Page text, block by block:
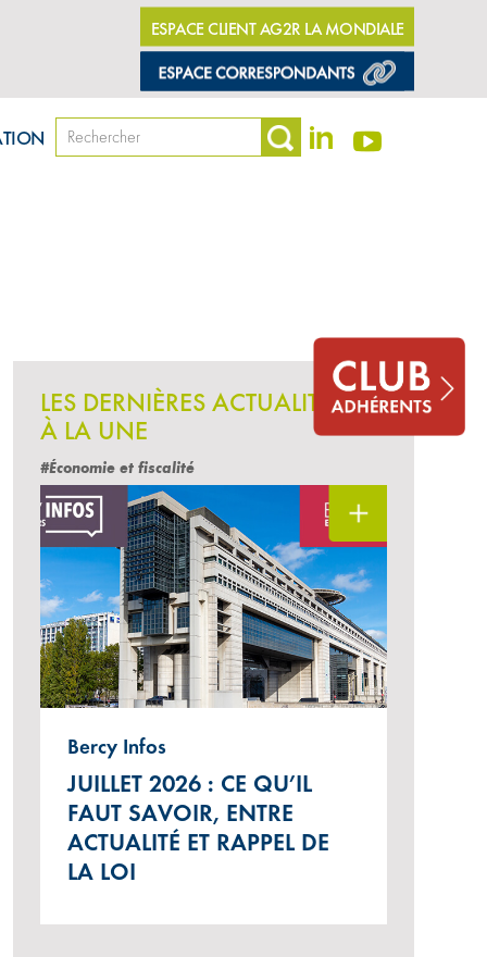
ESPACE CLIENT AG2R LA MONDIALE
LES DERNIÈRES ACTUALITÉS
À LA UNE
#Économie et fiscalité
Bercy Infos
JUILLET 2026 : CE QU’IL
FAUT SAVOIR, ENTRE
ACTUALITÉ ET RAPPEL DE
LA LOI